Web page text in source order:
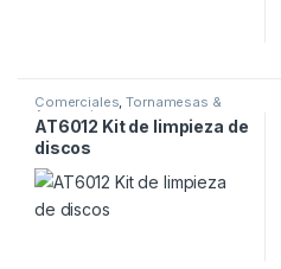
Comerciales,Tornamesas &
Accesorios
AT6012 Kit de limpieza de
discos